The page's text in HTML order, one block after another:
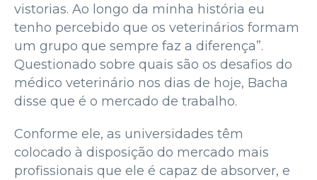
vistorias. Ao longo da minha história eu
tenho percebido que os veterinários formam
um grupo que sempre faz a diferença”.
Questionado sobre quais são os desafios do
médico veterinário nos dias de hoje, Bacha
disse que é o mercado de trabalho.
Conforme ele, as universidades têm
colocado à disposição do mercado mais
profissionais que ele é capaz de absorver, e